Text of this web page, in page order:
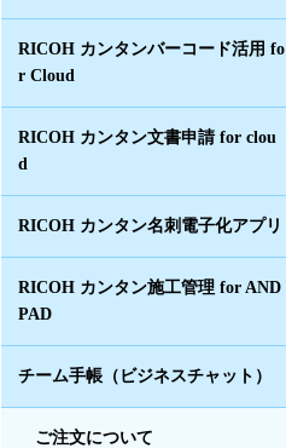
RICOH カンタンバーコード活用 fo
r Cloud
RICOH カンタン文書申請 for clou
d
RICOH カンタン名刺電子化アプリ
RICOH カンタン施工管理 for AND
PAD
チーム手帳（ビジネスチャット）
ご注文について